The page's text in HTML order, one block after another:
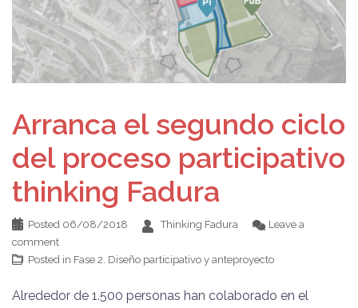
Arranca el segundo ciclo
del proceso participativo
thinking Fadura
Posted 06/08/2018 Thinking Fadura
Leave a
comment
Posted in Fase 2. Diseño participativo y anteproyecto
Alrededor de 1.500 personas han colaborado en el